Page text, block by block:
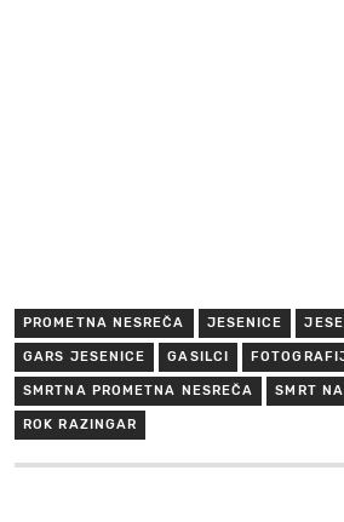
PROMETNA NESREČA JESENICE
GARS JESENICE GASILCI
SMRTNA PROMETNA NESREČA SMRT
ROK RAZINGAR